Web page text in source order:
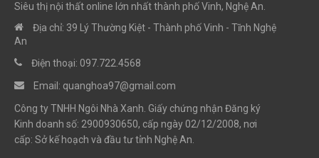
Siêu thị nội thất online lớn nhất thành phố Vinh, Nghệ An.
Địa chỉ: 39 Lý Thường Kiệt - Thành phố Vinh - Tĩnh Nghệ
An
Điện thoại: 097.722.4568
Email: quanghoa97@gmail.com
Công ty TNHH Ngôi Nhà Xanh. Giấy chứng nhận Đăng ký
Kinh doanh số: 2900930650, cấp ngày 02/12/2008, nơi
cấp: Sở kế hoạch và đầu tư tỉnh Nghệ An.